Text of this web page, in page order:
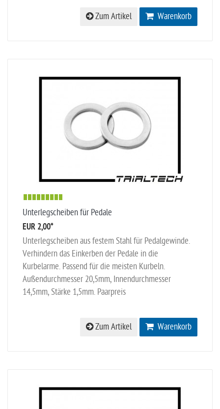
Warenkorb
Zum Artikel
Unterlegscheiben für Pedale
EUR 2,00*
Unterlegscheiben aus festem Stahl für Pedalgewinde.
Verhindern das Einkerben der Pedale in die
Kurbelarme. Passend für die meisten Kurbeln.
Außendurchmesser 20,5mm, Innendurchmesser
14,5mm, Stärke 1,5mm. Paarpreis
Warenkorb
Zum Artikel